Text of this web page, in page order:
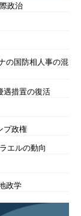
政治
の国防相人事の混
遇措置の復活
プ政権
エルの動向
政学